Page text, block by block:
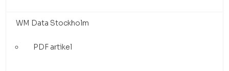
WM Data Stockholm
PDF artikel